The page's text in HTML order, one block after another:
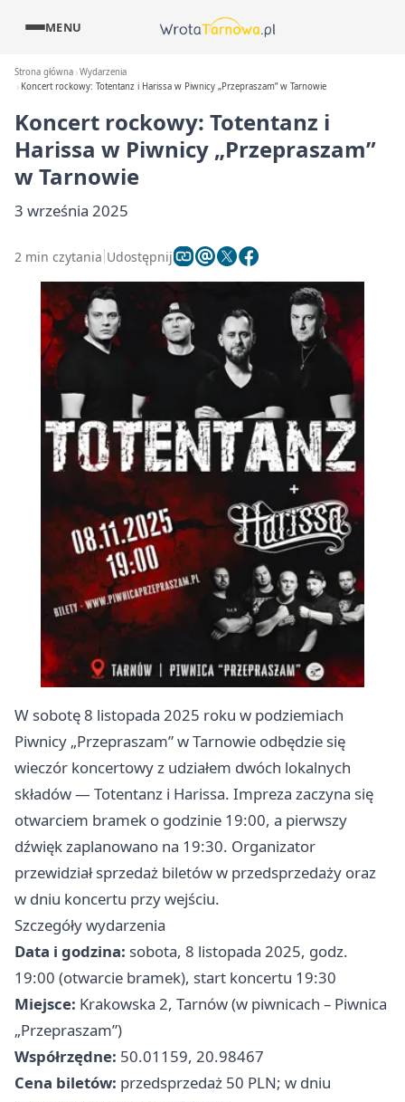
MENU
Strona główna Wydarzenia
Koncert rockowy: Totentanz i Harissa w Piwnicy „Przepraszam” w Tarnowie
Koncert rockowy: Totentanz i
Harissa w Piwnicy „Przepraszam”
w Tarnowie
3 września 2025
2 min czytania Udostępnij
W sobotę 8 listopada 2025 roku w podziemiach
Piwnicy „Przepraszam” w Tarnowie odbędzie się
wieczór koncertowy z udziałem dwóch lokalnych
składów — Totentanz i Harissa. Impreza zaczyna się
otwarciem bramek o godzinie 19:00, a pierwszy
dźwięk zaplanowano na 19:30. Organizator
przewidział sprzedaż biletów w przedsprzedaży oraz
w dniu koncertu przy wejściu.
Szczegóły wydarzenia
Data i godzina: sobota, 8 listopada 2025, godz.
19:00 (otwarcie bramek), start koncertu 19:30
Miejsce: Krakowska 2, Tarnów (w piwnicach – Piwnica
„Przepraszam”)
Współrzędne: 50.01159, 20.98467
Cena biletów: przedsprzedaż 50 PLN; w dniu